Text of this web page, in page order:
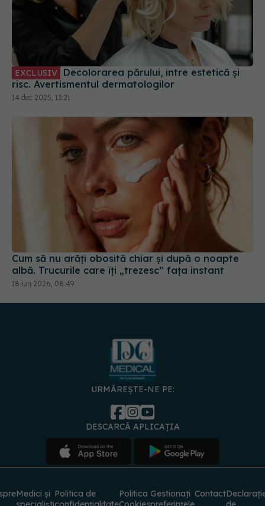
risc. Avertismentul dermatologilor
14 dec 2025, 13:21
Cum să nu arăți obosită chiar și după o noapte
albă. Trucurile care îți „trezesc” fața instant
18 iun 2026, 08:49
URMĂREȘTE-NE PE:
DESCARCĂ APLICAȚIA
Medici și
Politica de
Gestionați
Contact